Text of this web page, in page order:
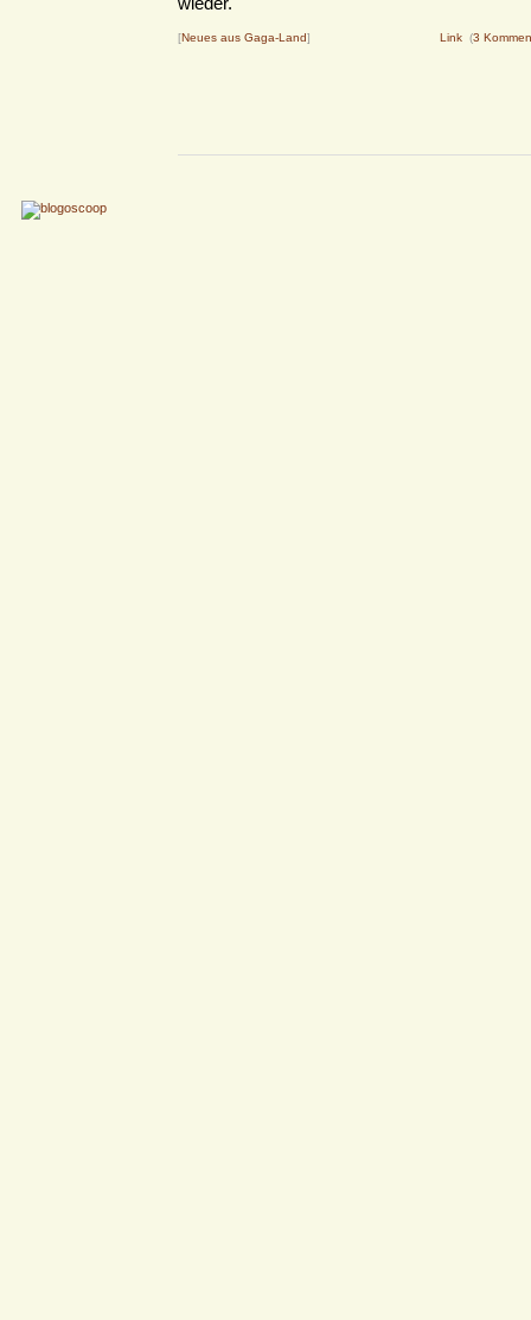
[Neues aus Gaga-Land] Link (3